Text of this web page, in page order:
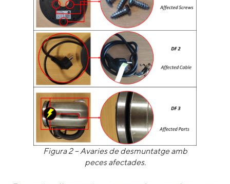
Figura 2– Avaries de desmuntatge amb
peces afectades.